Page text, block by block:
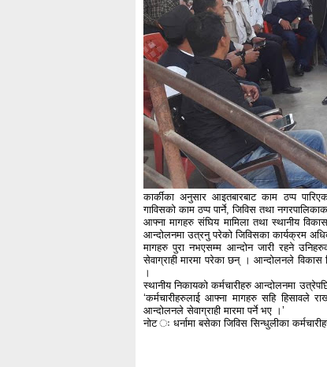
कार्कीका अनुसार आइतबारबाट काम ठप्प
गाविसको काम ठप्प पार्ने, जिविस तथा
आफ्ना मागहरु संघिय मामिला तथा स्थानीय
आन्दोलनमा उत्रनु परेको जिविसका कार्यक्रम
मागहरु पुरा नभएसम्म आन्दोन जारी रहने
सेवाग्राही मारमा परेका छन् । आन्दोलनले
।
स्थानीय निकायको कर्मचारीहरु आन्दोलनमा
‘कर्मचारीहरुलाई आफ्ना मागहरु सहि हिसावले
आन्दोलनले सेवाग्राही मारमा पर्ने भए ।’
नोट ः धर्नामा बसेका जिविस सिन्धुलीका